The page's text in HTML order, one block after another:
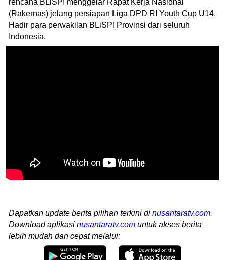
(Rakernas) jelang persiapan Liga DPD RI Youth Cup U14.
Hadir para perwakilan BLiSPI Provinsi dari seluruh
Indonesia.
Dapatkan update berita pilihan terkini di nusantaratv.com.
Download aplikasi nusantaratv.com untuk akses berita
lebih mudah dan cepat melalui: